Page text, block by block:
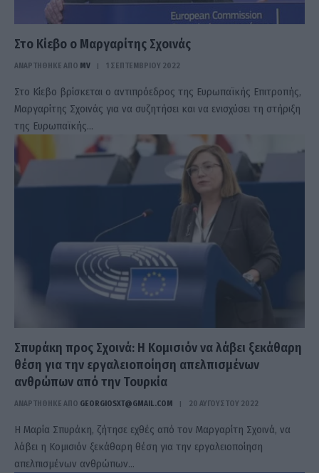
Στο Κίεβο ο Μαργαρίτης Σχοινάς
ΑΝΑΡΤΗΘΗΚΕ ΑΠΟ MV 1 ΣΕΠΤΕΜΒΡΊΟΥ 2022
Στο Κίεβο βρίσκεται ο αντιπρόεδρος της Ευρωπαϊκής Επιτροπής,
Μαργαρίτης Σχοινάς για να συζητήσει και να ενισχύσει τη στήριξη
της Ευρωπαϊκής…
Σπυράκη προς Σχοινά: Η Κομισιόν να λάβει ξεκάθαρη
θέση για την εργαλειοποίηση απελπισμένων
ανθρώπων από την Τουρκία
ΑΝΑΡΤΗΘΗΚΕ ΑΠΟ GEORGIOSXT@GMAIL.COM 20 ΑΥΓΟΎΣΤΟΥ 2022
Η Μαρία Σπυράκη, ζήτησε εχθές από τον Μαργαρίτη Σχοινά, να
λάβει η Κομισιόν ξεκάθαρη θέση για την εργαλειοποίηση
απελπισμένων ανθρώπων…